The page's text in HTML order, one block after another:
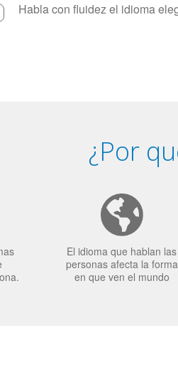
Habla con fluidez el idioma
¿Por
El idioma que hablan las
personas afecta la forma
en que ven el mundo